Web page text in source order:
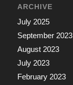
ARCHIVE
July 2025
September 2023
August 2023
July 2023
February 2023